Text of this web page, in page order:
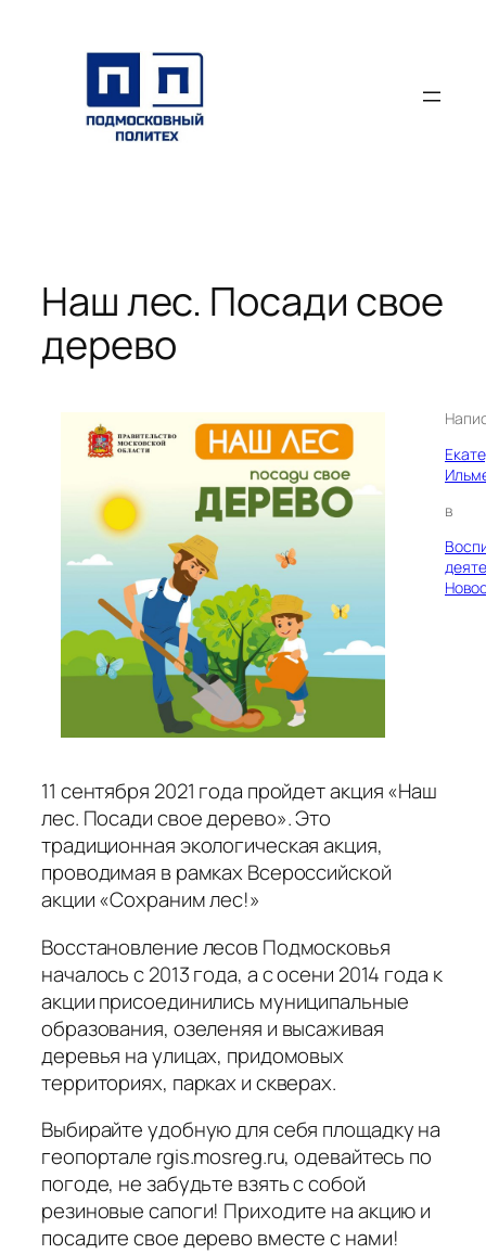
содержимому
Наш лес. Посади свое
дерево
в
11 сентября 2021 года пройдет акция «Наш
лес. Посади свое дерево». Это
традиционная экологическая акция,
проводимая в рамках Всероссийской
акции «Сохраним лес!»
Восстановление лесов Подмосковья
началось с 2013 года, а с осени 2014 года к
акции присоединились муниципальные
образования, озеленяя и высаживая
деревья на улицах, придомовых
территориях, парках и скверах.
Выбирайте удобную для себя площадку на
геопортале rgis.mosreg.ru, одевайтесь по
погоде, не забудьте взять с собой
резиновые сапоги! Приходите на акцию и
посадите свое дерево вместе с нами!